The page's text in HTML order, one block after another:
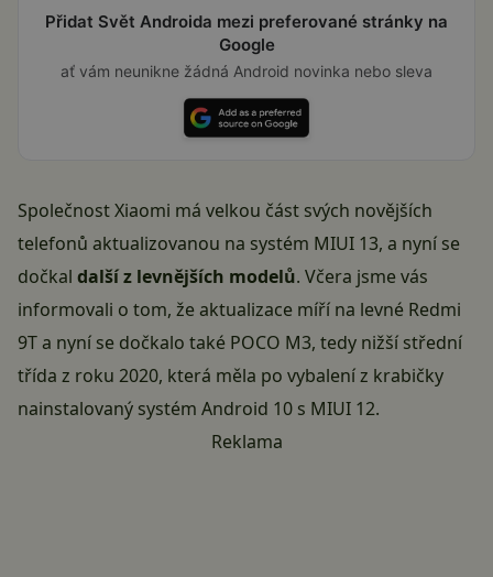
Přidat Svět Androida mezi preferované stránky na
Google
ať vám neunikne žádná Android novinka nebo sleva
Společnost Xiaomi má velkou část svých novějších
telefonů aktualizovanou na systém MIUI 13, a nyní se
dočkal další z levnějších modelů. Včera jsme vás
informovali o tom, že aktualizace míří na levné Redmi
9Ta nyní se dočkalo také POCO M3, tedy nižší střední
třída z roku 2020, která měla po vybalení z krabičky
nainstalovaný systém Android 10 s MIUI 12.
Reklama